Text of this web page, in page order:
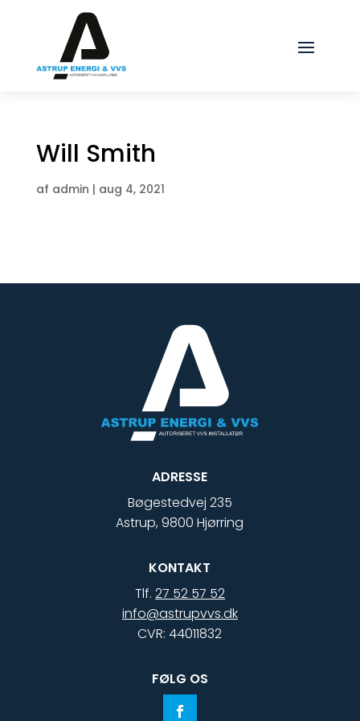
Will Smith
af admin | aug 4, 2021
ADRESSE
Bøgestedvej 235
Astrup, 9800 Hjørring
KONTAKT
Tlf. 27 52 57 52
info@astrupvvs.dk
CVR: 44011832
FØLG OS